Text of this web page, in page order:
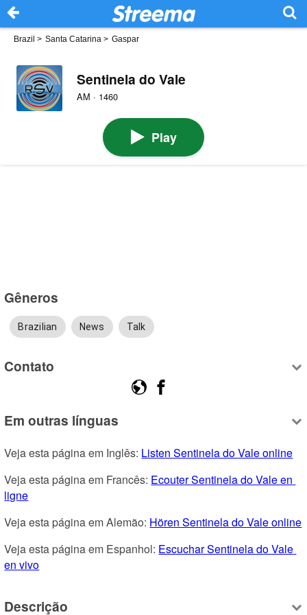
Brazil > Santa Catarina > Gaspar
Sentinela do Vale
AM · 1460
Play
Gêneros
Brazilian News Talk
Contato
Em outras línguas
Veja esta página em Inglês: Listen Sentinela do Vale online
Veja esta página em Francês: Ecouter Sentinela do Vale en
ligne
Veja esta página em Alemão: Hören Sentinela do Vale online
Veja esta página em Espanhol: Escuchar Sentinela do Vale
en vivo
Descrição